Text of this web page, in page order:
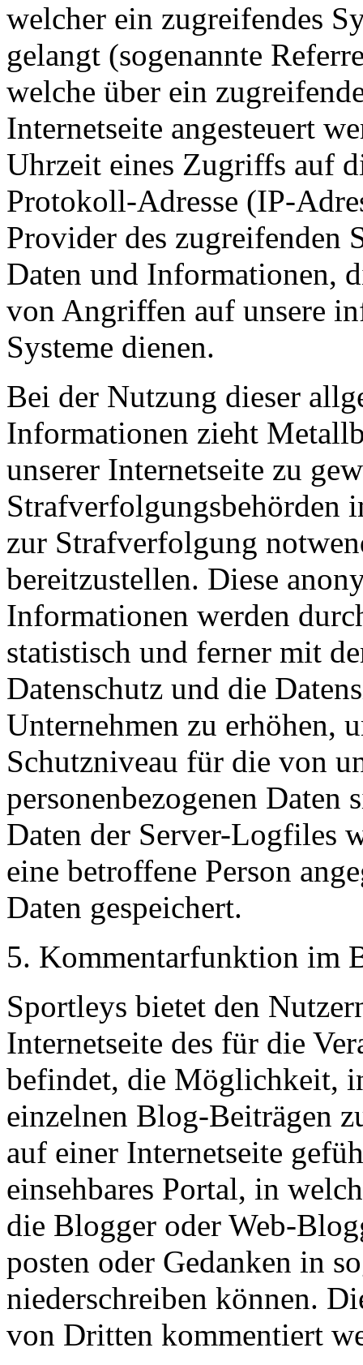
welcher ein zugreifendes
gelangt (sogenannte
welche über ein
Internetseite angesteuert
Uhrzeit eines Zugriffs auf
Protokoll-Adresse (IP-
Provider des zugreifenden
Daten und Informationen,
von Angriffen auf unsere
Systeme dienen.
Bei der Nutzung dieser
Informationen zieht
unserer Internetseite zu
Strafverfolgungsbehörden
zur Strafverfolgung
bereitzustellen. Diese
Informationen werden
statistisch und ferner mit
Datenschutz und die
Unternehmen zu erhöhen,
Schutzniveau für die von
personenbezogenen Daten
Daten der Server-Logfiles
eine betroffene Person
Daten gespeichert.
5. Kommentarfunktion im
Sportleys bietet den
Internetseite des für die
befindet, die Möglichkeit,
einzelnen Blog-Beiträgen
auf einer Internetseite
einsehbares Portal, in
die Blogger oder Web-
posten oder Gedanken in
niederschreiben können.
von Dritten kommentiert